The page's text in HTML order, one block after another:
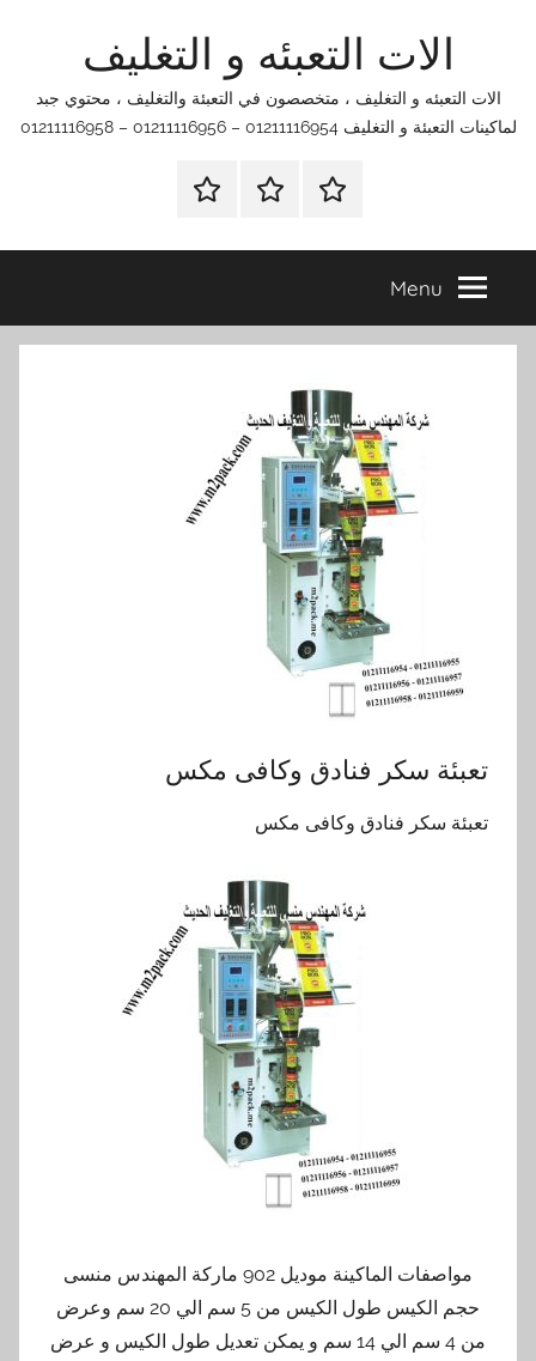
الات التعبئه و التغليف
الات التعبئه و التغليف ، متخصصون في التعبئة والتغليف ، محتوي جبد
لماكينات التعبئة و التغليف 01211116954 – 01211116956 – 01211116958
الرئيسيةاتصل
اتـصـل
في
التي
Menu
تعبئة سكر فنادق وكافى مكس
تعبئة سكر فنادق وكافى مكس
مواصفات الماكينة موديل 902 ماركة المهندس منسى
حجم الكيس طول الكيس من 5 سم الي 20 سم وعرض
من 4 سم الي 14 سم و يمكن تعديل طول الكيس و عرض